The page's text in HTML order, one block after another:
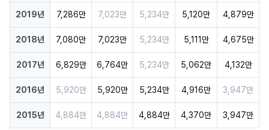
2019년 7,286만 7,023만 5,234만 5,120만 4,879만
2018년 7,080만 7,023만 5,234만 5,111만 4,675만
2017년 6,829만 6,764만 5,234만 5,062만 4,132만
2016년 5,920만 5,920만 5,234만 4,916만 3,947만
2015년 4,884만 4,884만 4,884만 4,370만 3,947만